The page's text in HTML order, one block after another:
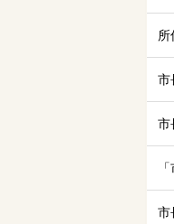
所
市
市
市